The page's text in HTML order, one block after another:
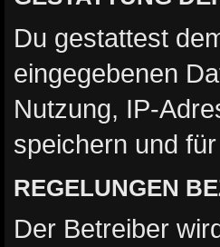
Du gestattest
eingegebenen
Nutzung, IP-
speichern und
REGELUNGEN
Der Betreiber